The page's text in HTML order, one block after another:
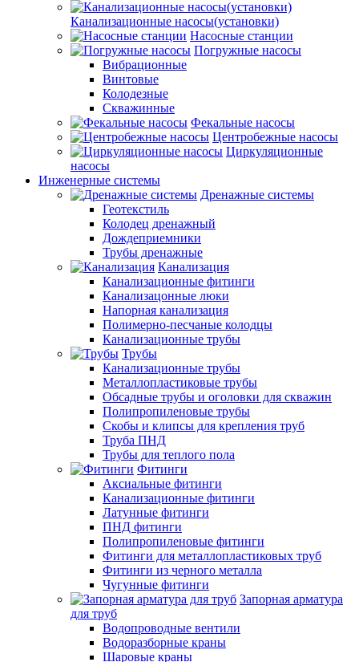
Канализационные насосы(установки)
Насосные станции
Погружные насосы
Вибрационные
Винтовые
Колодезные
Скважинные
Фекальные насосы
Центробежные насосы
Циркуляционные
насосы
Инженерные системы
Дренажные системы
Геотекстиль
Колодец дренажный
Дождеприемники
Трубы дренажные
Канализация
Канализационные фитинги
Канализацонные люки
Напорная канализация
Полимерно-песчаные колодцы
Канализационные трубы
Трубы
Канализационные трубы
Металлопластиковые трубы
Обсадные трубы и оголовки для скважин
Полипропиленовые трубы
Скобы и клипсы для крепления труб
Труба ПНД
Трубы для теплого пола
Фитинги
Аксиальные фитинги
Канализационные фитинги
Латунные фитинги
ПНД фитинги
Полипропиленовые фитинги
Фитинги для металлопластиковых труб
Фитинги из черного металла
Чугунные фитинги
Запорная арматура
для труб
Водопроводные вентили
Водоразборные краны
Шаровые краны